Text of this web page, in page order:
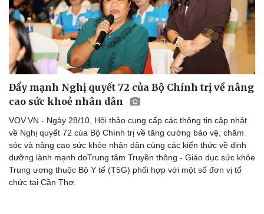
Đẩy mạnh Nghị quyết 72 của Bộ Chính trị về nâng
cao sức khoẻ nhân dân
VOV.VN - Ngày 28/10, Hội thảo cung cấp các thông tin cập nhật
về Nghị quyết 72 của Bộ Chính trị về tăng cường bảo vệ, chăm
sóc và nâng cao sức khỏe nhân dân cùng các kiến thức về dinh
dưỡng lành mạnh doTrung tâm Truyền thông - Giáo dục sức khỏe
Trung ương thuộc Bộ Y tế (T5G) phối hợp với một số đơn vị tổ
chức tại Cần Thơ.